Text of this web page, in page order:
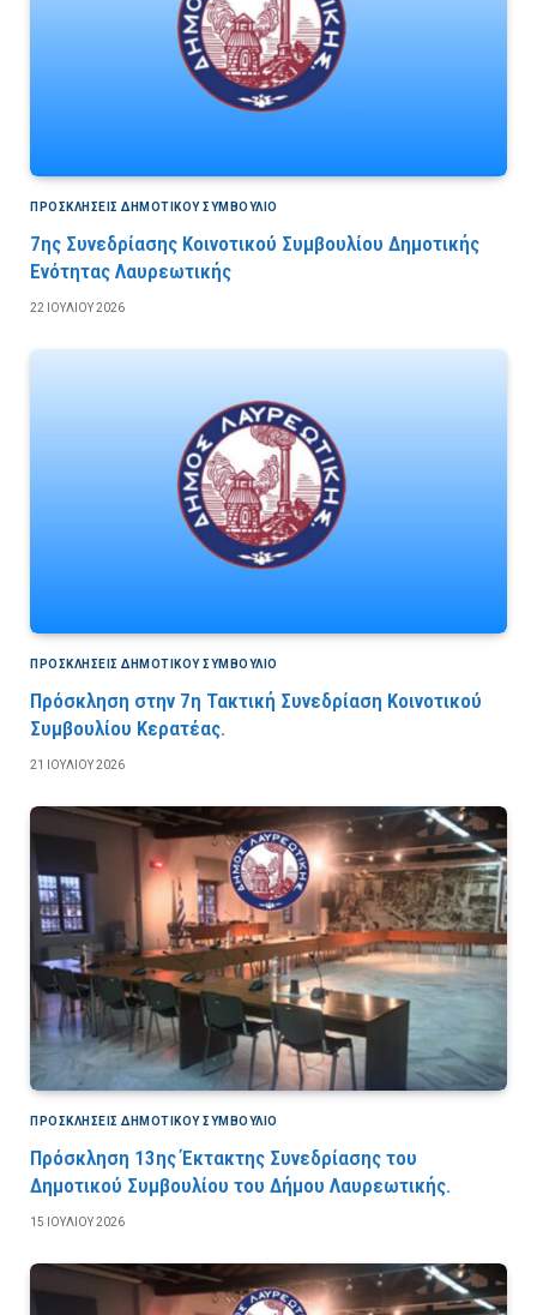
ΠΡΟΣΚΛΉΣΕΙΣ ΔΗΜΟΤΙΚΟΎ ΣΥΜΒΟΎΛΙΟ
7ης Συνεδρίασης Κοινοτικού Συμβουλίου Δημοτικής
Ενότητας Λαυρεωτικής
22 ΙΟΥΛΊΟΥ 2026
ΠΡΟΣΚΛΉΣΕΙΣ ΔΗΜΟΤΙΚΟΎ ΣΥΜΒΟΎΛΙΟ
Πρόσκληση στην 7η Τακτική Συνεδρίαση Κοινοτικού
Συμβουλίου Κερατέας.
21 ΙΟΥΛΊΟΥ 2026
ΠΡΟΣΚΛΉΣΕΙΣ ΔΗΜΟΤΙΚΟΎ ΣΥΜΒΟΎΛΙΟ
Πρόσκληση 13ης Έκτακτης Συνεδρίασης του
Δημοτικού Συμβουλίου του Δήμου Λαυρεωτικής.
15 ΙΟΥΛΊΟΥ 2026